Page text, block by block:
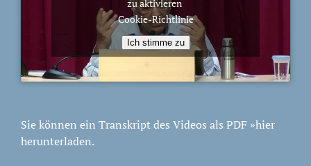
zu aktivieren
Cookie-Richtlinie
Ich stimme zu
Sie können ein Transkript des Videos als PDF »hier
herunterladen.